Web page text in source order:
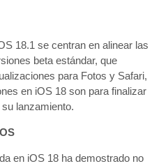
18.1 se centran en alinear las
beta estándar, que
para Fotos y Safari,
en ‌iOS 18‌ son para finalizar
lanzamiento.
en ‌iOS 18‌ ha demostrado no